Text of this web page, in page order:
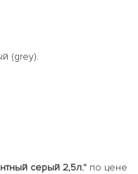
(grey).
серый 2,5л." по цене